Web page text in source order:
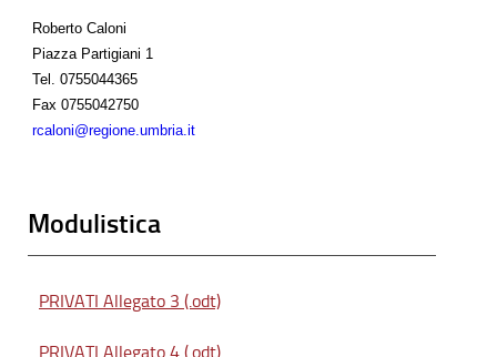
Roberto Caloni
Piazza Partigiani 1
Tel.
0755044365
Fax 0755042750
rcaloni@regione.umbria.it
Modulistica
PRIVATI Allegato 3 (.odt)
PRIVATI Allegato 4 (.odt)